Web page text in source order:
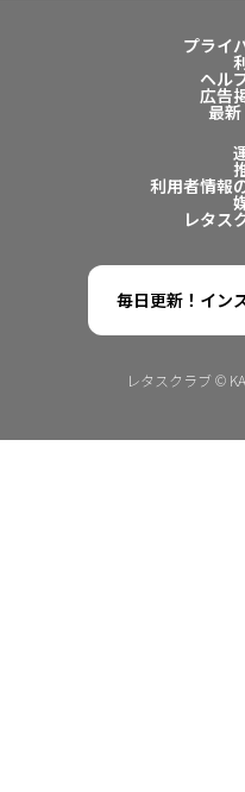
プライ
ヘル
広告
最
利用者情報
レタス
毎日更新！イン
レタスクラブ ©